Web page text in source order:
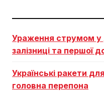
Ураження струмом у
залізниці та першої
Українські ракети
головна перепона